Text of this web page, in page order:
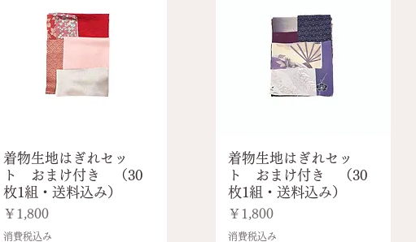
着物生地はぎれセッ
ト おまけ付き （30
枚1組・送料込み）
価格
￥1,800
消費税込み
着物生地はぎれセッ
ト おまけ付き （30
枚1組・送料込み）
価格
￥1,800
消費税込み